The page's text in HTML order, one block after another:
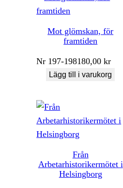
Mot glömskan, för
framtiden
Nr 197-198180,00kr
Lägg till i varukorg
Från
Arbetarhistorikermötet i
Helsingborg